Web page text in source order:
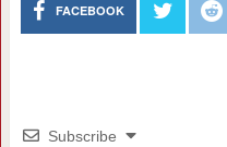
FACEBOOK
Subscribe